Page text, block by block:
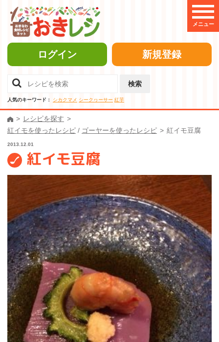
メニュー
ログイン 新規登録
検索
人気のキーワード： シカクマメ シークヮーサー 紅芋
レシピを探す
紅イモを使ったレシピ / ゴーヤーを使ったレシピ 紅イモ豆腐
2013.12.01
紅イモ豆腐